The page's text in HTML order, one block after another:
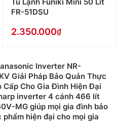
FR-51DSU
2.350.000
Inverter NR-
Giải Pháp Bảo Quản Thực
Cấp Cho Gia Đình Hiện Đại
inverter 4 cánh 466 lít
MG giúp mọi gia đình bảo
phẩm hiện đại cho mọi gia